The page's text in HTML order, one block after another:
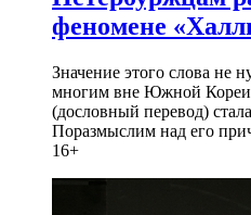
феномене
Значение этого слова не
многим вне Южной Кореи:
(дословный перевод)
Поразмыслим над его
16+